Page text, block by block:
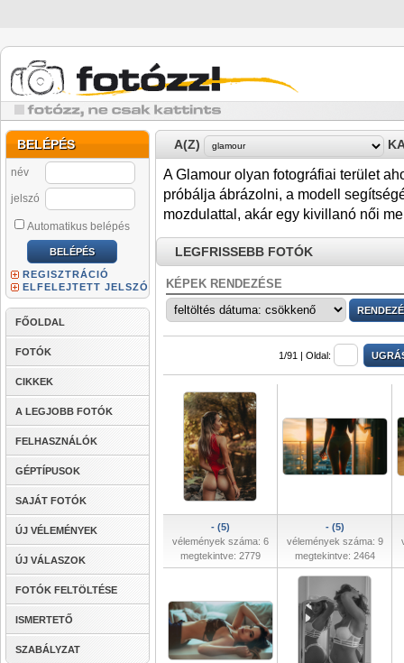
BELÉPÉS
név
jelszó
Automatikus belépés
REGISZTRÁCIÓ
ELFELEJTETT JELSZÓ
FŐOLDAL
FOTÓK
CIKKEK
A LEGJOBB FOTÓK
FELHASZNÁLÓK
GÉPTÍPUSOK
SAJÁT FOTÓK
ÚJ VÉLEMÉNYEK
ÚJ VÁLASZOK
FOTÓK FELTÖLTÉSE
ISMERTETŐ
SZABÁLYZAT
A(Z)
A Glamour olyan fotográfiai terület
próbálja ábrázolni, a modell
mozdulattal, akár egy kivillanó női
LEGFRISSEBB FOTÓK
KÉPEK RENDEZÉSE
1/91 | Oldal:
- (5)
vélemények száma: 6
megtekintve: 2779
- (5)
vélemények száma: 9
megtekintve: 2464